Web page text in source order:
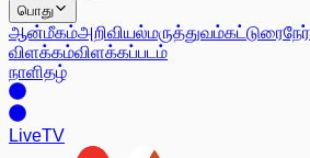
பொது
ஆன்மீகம்அறிவியல்மருத்துவம்கட்டுரை
விளக்கம்விளக்கப்படம்
நாளிதழ்
LiveTV